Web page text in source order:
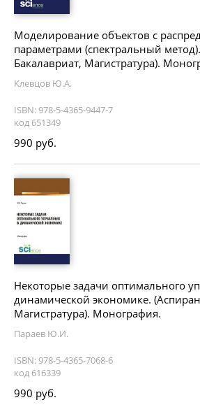
Моделирование объектов с
параметрами (спектральный
Бакалавриат, Магистратура).
Клевцов Ю.А.
ISBN: 978-5-4365-9447-7
код 651349
990 руб.
Некоторые задачи оптимального
динамической экономике.
Магистратура). Монография.
Параев Ю.И.
ISBN: 978-5-4365-7068-6
код 616339
990 руб.